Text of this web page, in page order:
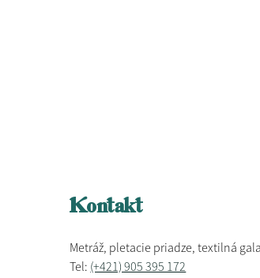
Kontakt
Metráž, pletacie priadze, textilná
Tel: (+421) 905 395 172